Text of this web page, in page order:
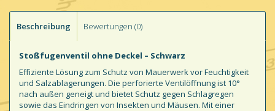
Beschreibung Bewertungen (0)
Stoßfugenventil ohne Deckel – Schwarz
Effiziente Lösung zum Schutz von Mauerwerk vor Feuchtigkeit
und Salzablagerungen. Die perforierte Ventilöffnung ist 10°
nach außen geneigt und bietet Schutz gegen Schlagregen
sowie das Eindringen von Insekten und Mäusen. Mit einer